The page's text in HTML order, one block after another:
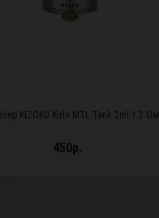
KIZOKU Kirin MTL Tank 2ml 1.2 Ом
450р.